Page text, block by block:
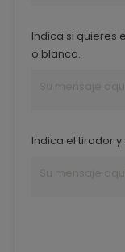
Indica si quieres
o blanco.
Indica el tirador